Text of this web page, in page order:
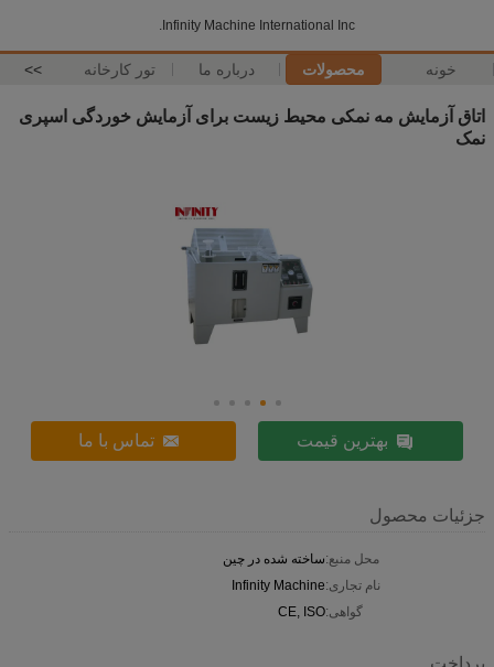
Infinity Machine International Inc.
خونه محصولات درباره ما تور کارخانه >>
اتاق آزمایش مه نمکی محیط زیست برای آزمایش خوردگی اسپری
نمک
بهترین قیمت تماس با ما
جزئیات محصول
محل منبع:ساخته شده در چین
نام تجاری:Infinity Machine
گواهی:CE, ISO
پرداخت